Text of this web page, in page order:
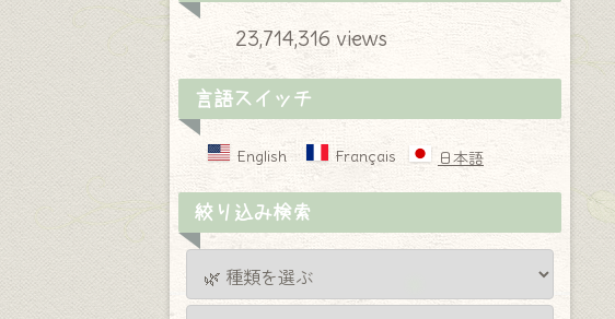
23,714,316 views
言語スイッチ
English Français 日本語
絞り込み検索